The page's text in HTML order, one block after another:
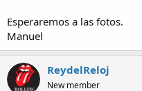
Esperaremos a las fotos.
Manuel
ReydelReloj
New member